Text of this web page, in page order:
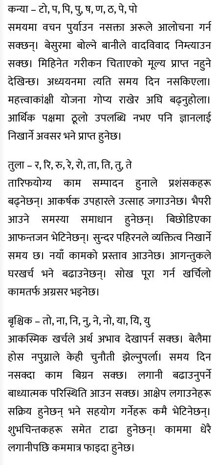
कन्या – टो, प, पि, पु, ष, ण, ठ, पे, पो
समयमा वचन पुर्याउन नसक्ता अरूले आलोचना गर्न
सक्छन्। बेसुरमा बोल्ने बानीले वादविवाद निम्त्याउन
सक्छ। मिहिनेत गरीकन चिताएको मूल्य प्राप्त नहुने
देखिन्छ। अध्ययनमा त्यति समय दिन नसकिएला।
महत्त्वाकांक्षी योजना गोप्य राखेर अघि बढ्नुहोला।
आर्थिक पक्षमा ठूलो उपलब्धि नभए पनि ज्ञानलाई
निखार्ने अवसर भने प्राप्त हुनेछ।
तुला – र, रि, रु, रे, रो, ता, ति, तु, ते
तारिफयोग्य काम सम्पादन हुनाले प्रशंसकहरू
बढ्नेछन्। आकर्षक उपहारले उत्साह जगाउनेछ। भैपरी
आउने समस्या समाधान हुनेछन्। बिछोडिएका
आफन्तजन भेटिनेछन्। सुन्दर पहिरनले व्यक्तित्व निखार्ने
समय छ। नयाँ कामको प्रस्ताव आउनेछ। आगन्तुकले
घरखर्च भने बढाउनेछन्। सोख पूरा गर्न खर्चिलो
कामतर्फ अग्रसर भइनेछ।
बृश्चिक – तो, ना, नि, नु, ने, नो, या, यि, यु
आकस्मिक खर्चले अर्थ अभाव देखापर्न सक्छ। बेलैमा
होस नपुग्नाले केही चुनौती झेल्नुपर्ला। समय दिन
नसक्दा काम बिग्रन सक्छ। लगानी बढाउनुपर्ने
बाध्यात्मक परिस्थिति आउन सक्छ। आक्षेप लगाउनेहरू
सक्रिय हुनेछन् भने सहयोग गर्नेहरू कमै भेटिनेछन्।
शुभचिन्तकहरू समेत टाढा हुनेछन्। काममा धेरै
लगानीपछि कममात्र फाइदा हुनेछ।